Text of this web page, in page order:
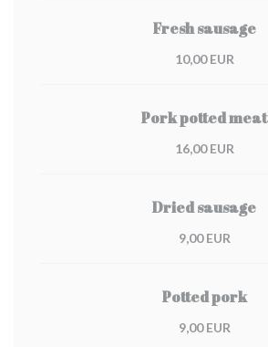
Fresh sausage
10,00 EUR
Pork potted meat
16,00 EUR
Dried sausage
9,00 EUR
Potted pork
9,00 EUR